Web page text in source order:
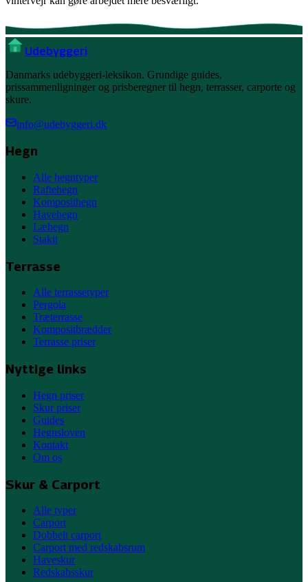
Udebyggeri
Danmarks udebyggeri-leksikon. Grundige guides,
prissammenligninger og prisberegner til hegn, terrasser, carporte og
skure.
info@udebyggeri.dk
Hegn
Alle hegntyper
Raftehegn
Komposithegn
Havehegn
Læhegn
Stakit
Terrasse
Alle terrassetyper
Pergola
Træterrasse
Kompositbrædder
Terrasse priser
Nyttige links
Hegn priser
Skur priser
Guides
Hegnsloven
Kontakt
Om os
Skur & Carport
Alle typer
Carport
Dobbelt carport
Carport med redskabsrum
Haveskur
Redskabsskur